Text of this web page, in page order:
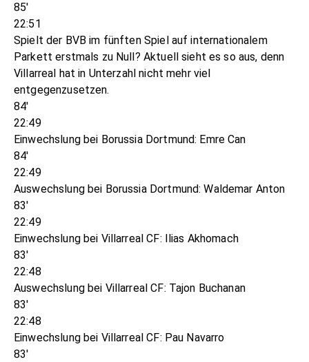
85'
22:51
Spielt der BVB im fünften Spiel auf internationalem
Parkett erstmals zu Null? Aktuell sieht es so aus, denn
Villarreal hat in Unterzahl nicht mehr viel
entgegenzusetzen.
84'
22:49
Einwechslung bei Borussia Dortmund: Emre Can
84'
22:49
Auswechslung bei Borussia Dortmund: Waldemar Anton
83'
22:49
Einwechslung bei Villarreal CF: Ilias Akhomach
83'
22:48
Auswechslung bei Villarreal CF: Tajon Buchanan
83'
22:48
Einwechslung bei Villarreal CF: Pau Navarro
83'